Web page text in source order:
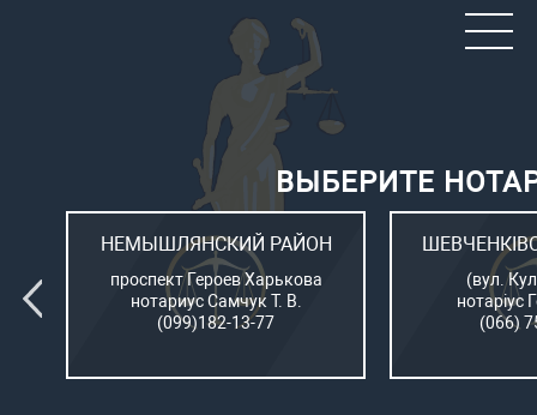
ВЫБЕРИТЕ
НЕМЫШЛЯНСКИЙ РАЙОН
проспект Героев Харькова
нотариус Самчук Т. В.
(099)182-13-77
(вул.
нотаріус
(066)